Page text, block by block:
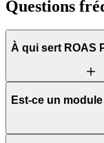
Questions
À qui sert ROAS
Est-ce un